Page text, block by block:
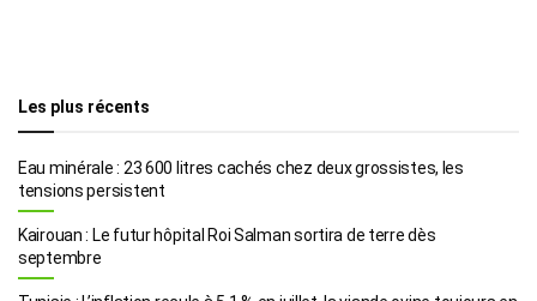
Les plus récents
Eau minérale : 23 600 litres cachés chez deux grossistes, les
tensions persistent
Kairouan : Le futur hôpital Roi Salman sortira de terre dès
septembre